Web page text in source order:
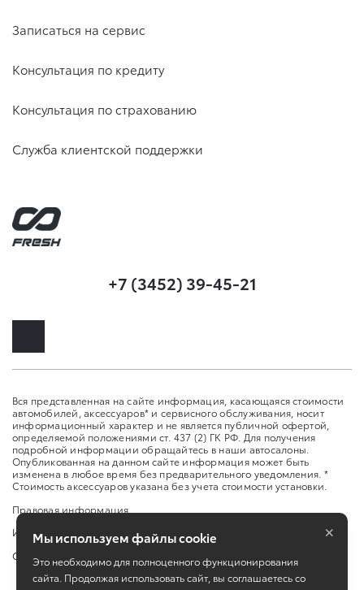
Записаться на сервис
Консультация по кредиту
Консультация по страхованию
Служба клиентской поддержки
+7 (3452) 39-45-21
Вся представленная на сайте информация, касающаяся стоимости
автомобилей, аксессуаров* и сервисного обслуживания, носит
информационный характер и не является публичной офертой,
определяемой положениями ст. 437 (2) ГК РФ. Для получения
подробной информации обращайтесь в наши автосалоны.
Опубликованная на данном сайте информация может быть
изменена в любое время без предварительного уведомления. *
Стоимость аксессуаров указана без учета стоимости установки.
Правовая информация
Изменить настройку cookies
Сбросить cookie
Мы используем файлы cookie
Это необходимо для полноценного функционирования
сайта. Продолжая использовать сайт, вы соглашаетесь со
×